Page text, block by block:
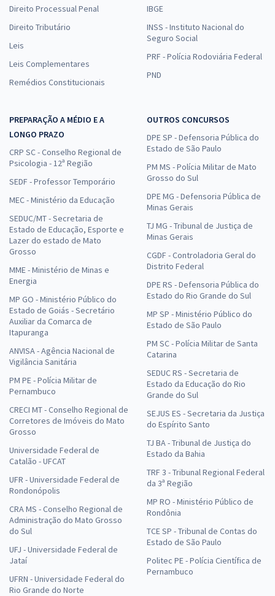
Direito Processual Penal
Direito Tributário
Leis
Leis Complementares
Remédios Constitucionais
IBGE
INSS - Instituto Nacional do
Seguro Social
PRF - Polícia Rodoviária Federal
PND
PREPARAÇÃO A MÉDIO E A
LONGO PRAZO
CRP SC - Conselho Regional de
Psicologia - 12ª Região
SEDF - Professor Temporário
MEC - Ministério da Educação
SEDUC/MT - Secretaria de
Estado de Educação, Esporte e
Lazer do estado de Mato
Grosso
MME - Ministério de Minas e
Energia
MP GO - Ministério Público do
Estado de Goiás - Secretário
Auxiliar da Comarca de
Itapuranga
ANVISA - Agência Nacional de
Vigilância Sanitária
PM PE - Polícia Militar de
Pernambuco
CRECI MT - Conselho Regional de
Corretores de Imóveis do Mato
Grosso
Universidade Federal de
Catalão - UFCAT
UFR - Universidade Federal de
Rondonópolis
CRA MS - Conselho Regional de
Administração do Mato Grosso
do Sul
UFJ - Universidade Federal de
Jataí
UFRN - Universidade Federal do
Rio Grande do Norte
OUTROS CONCURSOS
DPE SP - Defensoria Pública do
Estado de São Paulo
PM MS - Polícia Militar de Mato
Grosso do Sul
DPE MG - Defensoria Pública de
Minas Gerais
TJ MG - Tribunal de Justiça de
Minas Gerais
CGDF - Controladoria Geral do
Distrito Federal
DPE RS - Defensoria Pública do
Estado do Rio Grande do Sul
MP SP - Ministério Público do
Estado de São Paulo
PM SC - Polícia Militar de Santa
Catarina
SEDUC RS - Secretaria de
Estado da Educação do Rio
Grande do Sul
SEJUS ES - Secretaria da Justiça
do Espírito Santo
TJ BA - Tribunal de Justiça do
Estado da Bahia
TRF 3 - Tribunal Regional Federal
da 3ª Região
MP RO - Ministério Público de
Rondônia
TCE SP - Tribunal de Contas do
Estado de São Paulo
Politec PE - Polícia Científica de
Pernambuco